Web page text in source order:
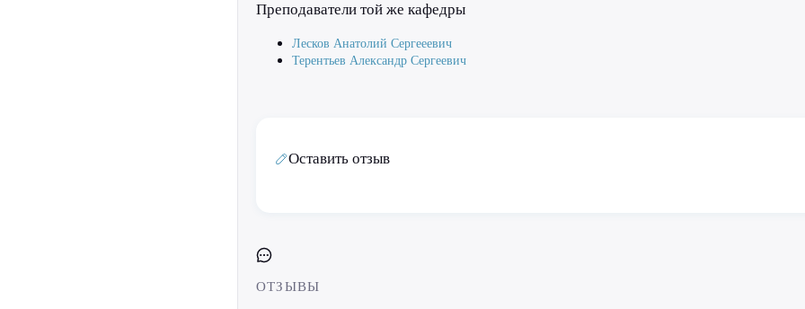
Преподаватели той же кафедры
Лесков Анатолий Сергееевич
Терентьев Александр Сергеевич
Оставить отзыв
ОТЗЫВЫ